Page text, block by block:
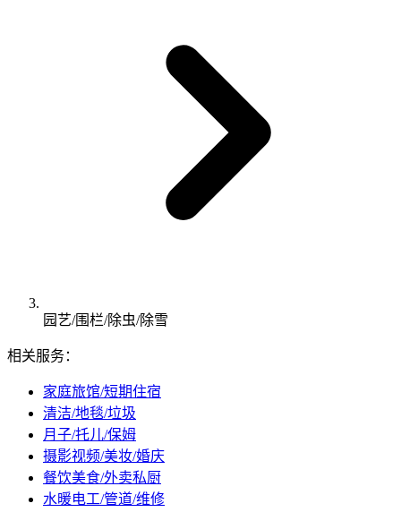
园艺/围栏/除虫/除雪
相关服务：
家庭旅馆/短期住宿
清洁/地毯/垃圾
月子/托儿/保姆
摄影视频/美妆/婚庆
餐饮美食/外卖私厨
水暖电工/管道/维修